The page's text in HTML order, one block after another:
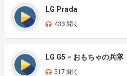
LG Prada
433 聞く
LG G5 – おもちゃの兵隊
517 聞く